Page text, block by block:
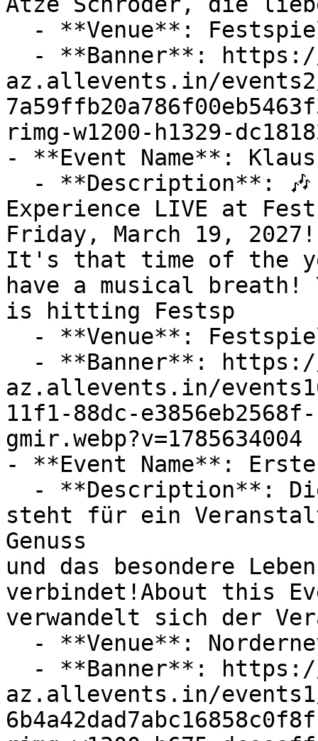
az.allevents.in/events2/
rimg-w1200-h1329-
- **Event Name**:
Experience LIVE at
Friday, March 19,
It's that time of the
have a musical
is hitting Festsp
az.allevents.in/
11f1-88dc-
gmir.webp?v=1785634004
- **Event Name**:
steht für ein
Genuss
und das besondere
verbindet!About this
verwandelt sich der
az.allevents.in/events1/